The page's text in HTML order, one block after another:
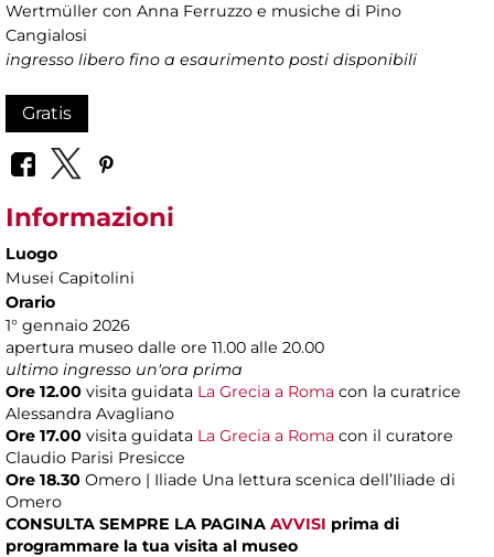
Wertmüller con Anna Ferruzzo e musiche di Pino
Cangialosi
ingresso libero fino a esaurimento posti disponibili
Gratis
Informazioni
Luogo
Musei Capitolini
Orario
1° gennaio 2026
apertura museo dalle ore 11.00 alle 20.00
ultimo ingresso un'ora prima
Ore 12.00 visita guidata La Grecia a Roma con la curatrice
Alessandra Avagliano
Ore 17.00 visita guidata La Grecia a Roma con il curatore
Claudio Parisi Presicce
Ore 18.30 Omero | Iliade Una lettura scenica dell’Iliade di
Omero
CONSULTA SEMPRE LA PAGINA AVVISI prima di
programmare la tua visita al museo